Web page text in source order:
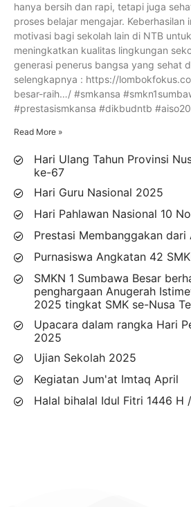
hanya bersih dan rapi, tetapi juga
proses belajar mengajar. Keberhasilan
motivasi bagi sekolah lain di NTB
meningkatkan kualitas lingkungan
generasi penerus bangsa yang sehat
selengkapnya : https://
besar-raih…/ #smkansa
#prestasismkansa #dikbudntb
Read More »
Hari Ulang Tahun Provinsi
ke-67
Hari Guru Nasional 2025
Hari Pahlawan Nasional 10
Prestasi Membanggakan dari
Purnasiswa Angkatan 42
SMKN 1 Sumbawa Besar
penghargaan Anugerah
2025 tingkat SMK se-Nusa
Upacara dalam rangka Hari
2025
Ujian Sekolah 2025
Kegiatan Jum'at Imtaq April
Halal bihalal Idul Fitri 1446 H